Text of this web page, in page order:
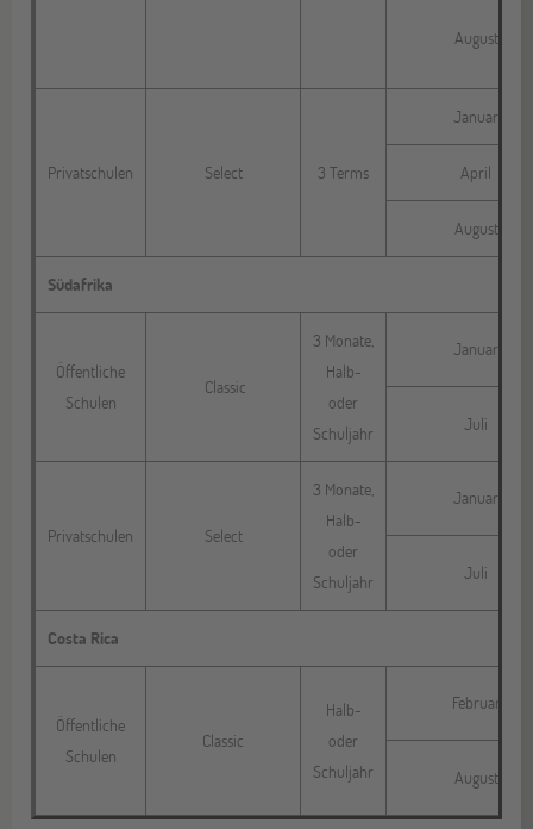
August
Privatschulen Select 3 Terms
Januar
April
August
Südafrika
Öffentliche
Schulen
Classic
3 Monate,
Halb-
oder
Schuljahr
Januar
Juli
Privatschulen Select
3 Monate,
Halb-
oder
Schuljahr
Januar
Juli
Costa Rica
Öffentliche
Schulen
Classic
Halb-
oder
Schuljahr
Februar
August